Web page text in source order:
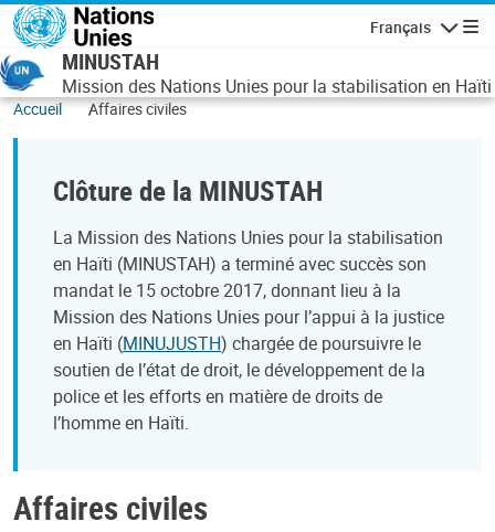
Aller au contenu principal
Français
MINUSTAH
Mission des Nations Unies pour la stabilisation en Haïti
Accueil Affaires civiles
Clôture de la MINUSTAH
La Mission des Nations Unies pour la stabilisation
en Haïti (MINUSTAH) a terminé avec succès son
mandat le 15 octobre 2017, donnant lieu à la
Mission des Nations Unies pour l’appui à la justice
en Haïti (MINUJUSTH) chargée de poursuivre le
soutien de l’état de droit, le développement de la
police et les efforts en matière de droits de
l’homme en Haïti.
Affaires civiles